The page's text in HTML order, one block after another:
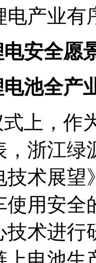
电产业有
安全愿
池全产
上，作
，浙江绿
技术展
使用安全
技术进行